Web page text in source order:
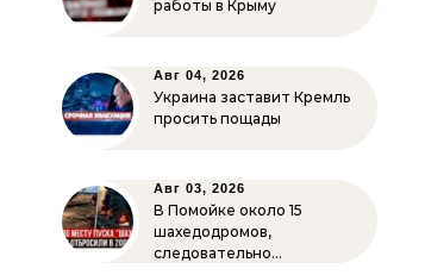
работы в Крыму
Авг 04, 2026
Украина заставит Кремль
просить пощады
Авг 03, 2026
В Помойке около 15
шахедодромов,
следовательно…